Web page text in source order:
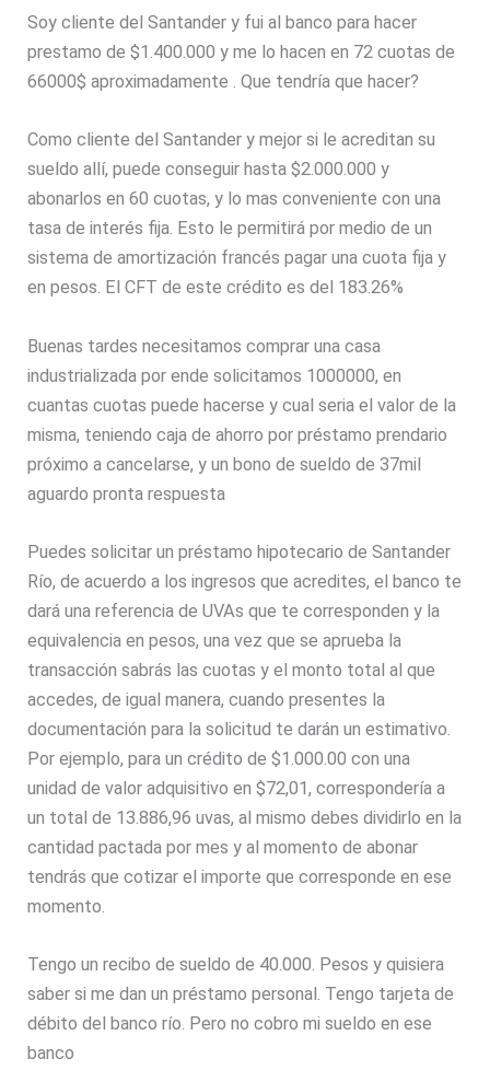
Soy cliente del Santander y fui al banco para hacer
prestamo de $1.400.000 y me lo hacen en 72 cuotas de
66000$ aproximadamente . Que tendría que hacer?
Como cliente del Santander y mejor si le acreditan su
sueldo allí, puede conseguir hasta $2.000.000 y
abonarlos en 60 cuotas, y lo mas conveniente con una
tasa de interés fija. Esto le permitirá por medio de un
sistema de amortización francés pagar una cuota fija y
en pesos. El CFT de este crédito es del 183.26%
Buenas tardes necesitamos comprar una casa
industrializada por ende solicitamos 1000000, en
cuantas cuotas puede hacerse y cual seria el valor de la
misma, teniendo caja de ahorro por préstamo prendario
próximo a cancelarse, y un bono de sueldo de 37mil
aguardo pronta respuesta
Puedes solicitar un préstamo hipotecario de Santander
Río, de acuerdo a los ingresos que acredites, el banco te
dará una referencia de UVAs que te corresponden y la
equivalencia en pesos, una vez que se aprueba la
transacción sabrás las cuotas y el monto total al que
accedes, de igual manera, cuando presentes la
documentación para la solicitud te darán un estimativo.
Por ejemplo, para un crédito de $1.000.00 con una
unidad de valor adquisitivo en $72,01, correspondería a
un total de 13.886,96 uvas, al mismo debes dividirlo en la
cantidad pactada por mes y al momento de abonar
tendrás que cotizar el importe que corresponde en ese
momento.
Tengo un recibo de sueldo de 40.000. Pesos y quisiera
saber si me dan un préstamo personal. Tengo tarjeta de
débito del banco río. Pero no cobro mi sueldo en ese
banco